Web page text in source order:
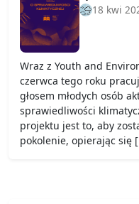
18 kwi
Wraz z Youth and
czerwca tego roku
głosem młodych osób
sprawiedliwości
projektu jest to, aby
pokolenie, opierając się